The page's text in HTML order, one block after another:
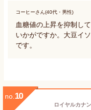
コーヒーさん(40代・男性)
血糖値の上昇を抑制し
いかがですか。大豆イ
です。
no. 10
ロイヤルカナ